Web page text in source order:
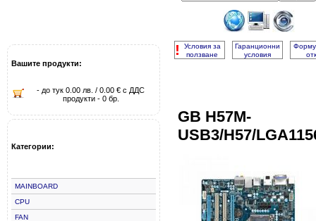
Вашите продукти:
- до тук 0.00 лв. / 0.00 € с ДДС
продукти - 0 бр.
Категории:
MAINBOARD
CPU
FAN
!
Условия за
ползване
Гаранционни
условия
GB H57M-
USB3/H57/